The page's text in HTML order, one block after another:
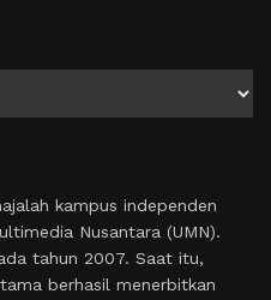
kampus independen
Nusantara (UMN).
tahun 2007. Saat itu,
berhasil menerbitkan